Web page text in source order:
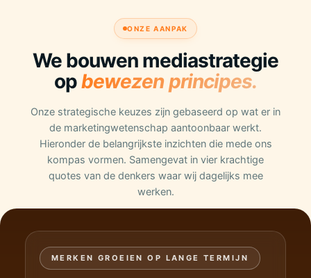
ONZE AANPAK
We bouwen mediastrategie
opbewezen principes.
Onze strategische keuzes zijn gebaseerd op wat er in
de marketingwetenschap aantoonbaar werkt.
Hieronder de belangrijkste inzichten die mede ons
kompas vormen. Samengevat in vier krachtige
quotes van de denkers waar wij dagelijks mee
werken.
MERKEN GROEIEN OP LANGE TERMIJN